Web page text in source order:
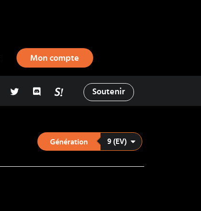
Mon compte
adresse email
Twitter DiscordLa Salty Room sur Pokémon
Soutenir
Génération 9 (EV)